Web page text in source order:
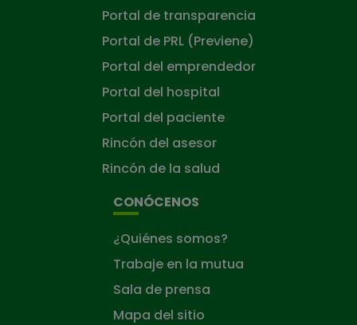
Portal de transparencia
Portal de PRL (Previene)
Portal del emprendedor
Portal del hospital
Portal del paciente
Rincón del asesor
Rincón de la salud
CONÓCENOS
¿Quiénes somos?
Trabaje en la mutua
Sala de prensa
Mapa del sitio